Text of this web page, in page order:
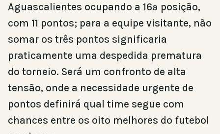
Aguascalientes ocupando a 16ª posição,
com 11 pontos; para a equipe visitante, não
somar os três pontos significaria
praticamente uma despedida prematura
do torneio. Será um confronto de alta
tensão, onde a necessidade urgente de
pontos definirá qual time segue com
chances entre os oito melhores do futebol